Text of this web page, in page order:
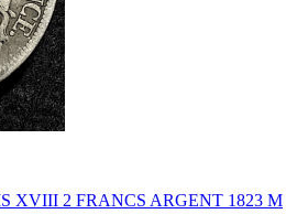
XVIII 2 FRANCS ARGENT 1823 M